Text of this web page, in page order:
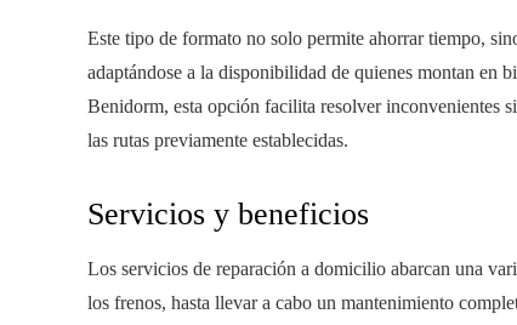
Este tipo de formato no solo permite ahorrar tiempo,
adaptándose a la disponibilidad de quienes montan en
Benidorm, esta opción facilita resolver inconvenientes
las rutas previamente establecidas.
Servicios y beneficios
Los servicios de reparación a domicilio abarcan una
los frenos, hasta llevar a cabo un mantenimiento